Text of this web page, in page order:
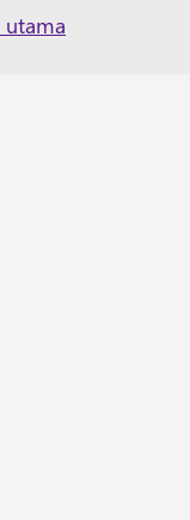
utama